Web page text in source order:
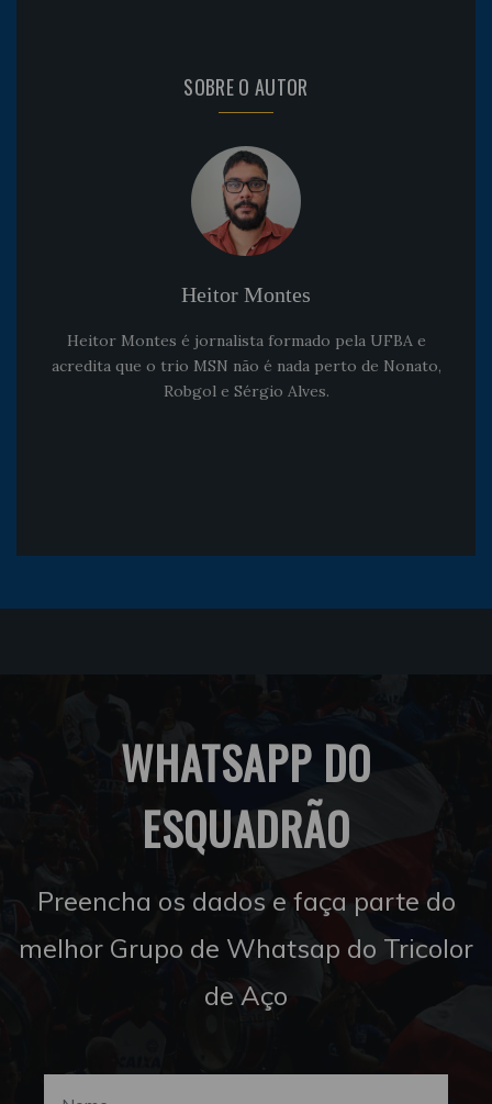
SOBRE O AUTOR
Heitor Montes
Heitor Montes é jornalista formado pela UFBA e
acredita que o trio MSN não é nada perto de Nonato,
Robgol e Sérgio Alves.
WHATSAPP DO
ESQUADRÃO
Preencha os dados e faça parte do
melhor Grupo de Whatsap do Tricolor
de Aço